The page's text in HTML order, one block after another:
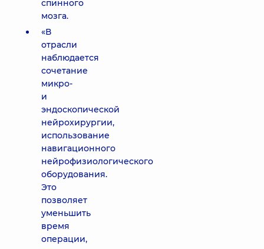
спинного
мозга.
«В
отрасли
наблюдается
сочетание
микро-
и
эндоскопической
нейрохирургии,
использование
навигационного
нейрофизиологического
оборудования.
Это
позволяет
уменьшить
время
операции,